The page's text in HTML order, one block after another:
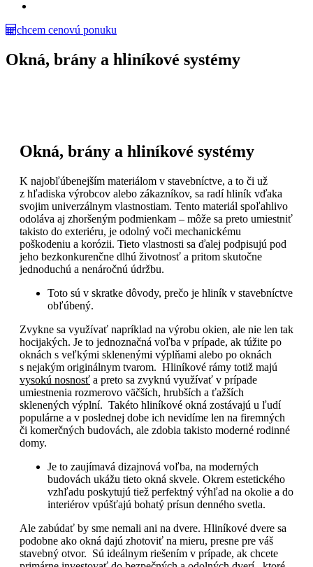
chcem cenovú ponuku
Okná, brány a hliníkové systémy
Okná, brány a hliníkové systémy
K najobľúbenejším materiálom v stavebníctve, a to či už
z hľadiska výrobcov alebo zákazníkov, sa radí hliník vďaka
svojim univerzálnym vlastnostiam. Tento materiál spoľahlivo
odoláva aj zhoršeným podmienkam – môže sa preto umiestniť
takisto do exteriéru, je odolný voči mechanickému
poškodeniu a korózii. Tieto vlastnosti sa ďalej podpisujú pod
jeho bezkonkurenčne dlhú životnosť a pritom skutočne
jednoduchú a nenáročnú údržbu.
Toto sú v skratke dôvody, prečo je hliník v stavebníctve
obľúbený.
Zvykne sa využívať napríklad na výrobu okien, ale nie len tak
hocijakých. Je to jednoznačná voľba v prípade, ak túžite po
oknách s veľkými sklenenými výplňami alebo po oknách
s nejakým originálnym tvarom. Hliníkové rámy totiž majú
vysokú nosnosť a preto sa zvyknú využívať v prípade
umiestnenia rozmerovo väčších, hrubších a ťažších
sklenených výplní. Takéto hliníkové okná zostávajú u ľudí
populárne a v poslednej dobe ich nevidíme len na firemných
či komerčných budovách, ale zdobia takisto moderné rodinné
domy.
Je to zaujímavá dizajnová voľba, na moderných
budovách ukážu tieto okná skvele. Okrem estetického
vzhľadu poskytujú tiež perfektný výhľad na okolie a do
interiérov vpúšťajú bohatý prísun denného svetla.
Ale zabúdať by sme nemali ani na dvere. Hliníkové dvere sa
podobne ako okná dajú zhotoviť na mieru, presne pre váš
stavebný otvor. Sú ideálnym riešením v prípade, ak chcete